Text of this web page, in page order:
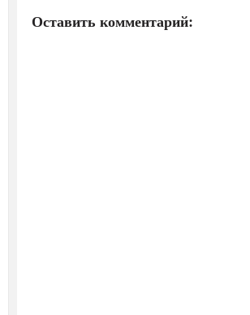
Оставить комментарий: